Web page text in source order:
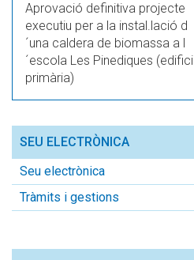
Aprovació definitiva projecte
executiu per a la instal.lació d
´una caldera de biomassa a l
´escola Les Pinediques (edifici
primària)
SEU ELECTRÒNICA
Seu electrònica
Tràmits i gestions